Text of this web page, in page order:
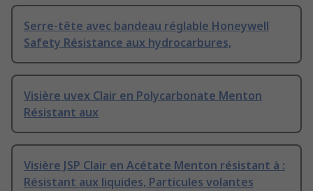
Serre-tête avec bandeau réglable Honeywell
Safety Résistance aux hydrocarbures,
Visière uvex Clair en Polycarbonate Menton
Résistant aux
Visière JSP Clair en Acétate Menton résistant à :
Résistant aux liquides, Particules volantes